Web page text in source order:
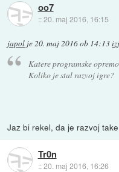
oo7
::20. maj 2016, 16:15
japol je20. maj 2016 ob 14:13
Katere programske
Koliko je stal razvoj igre?
Jaz bi rekel, da je razvoj
Tr0n
::20. maj 2016, 16:26